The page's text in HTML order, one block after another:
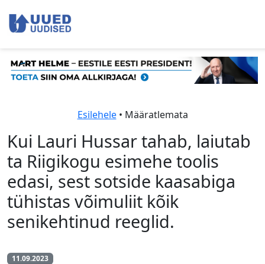
Esilehele• Määratlemata
Kui Lauri Hussar tahab, laiutab
ta Riigikogu esimehe toolis
edasi, sest sotside kaasabiga
tühistas võimuliit kõik
senikehtinud reeglid.
11.09.2023